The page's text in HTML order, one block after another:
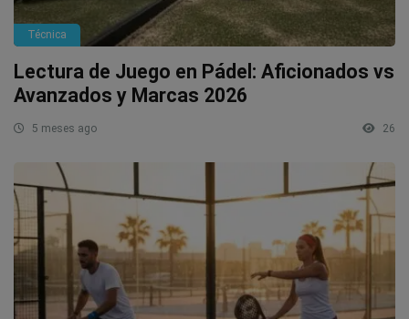
Técnica
Lectura de Juego en Pádel: Aficionados vs
Avanzados y Marcas 2026
5 meses ago 26